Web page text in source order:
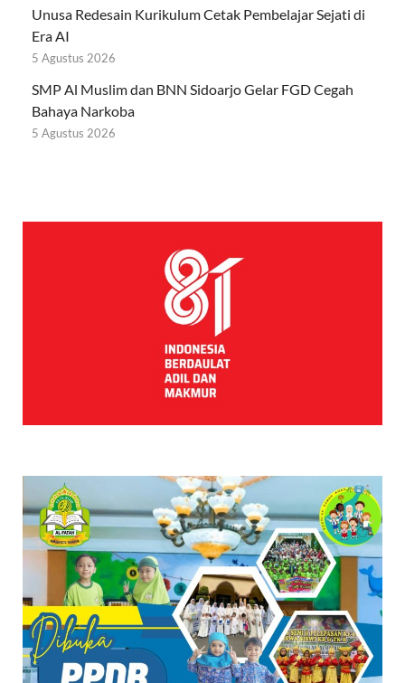
Unusa Redesain Kurikulum Cetak Pembelajar Sejati di
Era AI
5 Agustus 2026
SMP Al Muslim dan BNN Sidoarjo Gelar FGD Cegah
Bahaya Narkoba
5 Agustus 2026